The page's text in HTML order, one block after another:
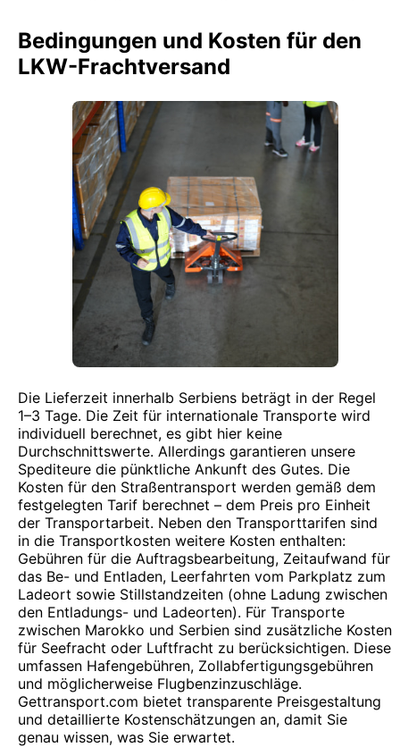
Bedingungen und Kosten für den
LKW-Frachtversand
Die Lieferzeit innerhalb Serbiens beträgt in der Regel
1–3 Tage. Die Zeit für internationale Transporte wird
individuell berechnet, es gibt hier keine
Durchschnittswerte. Allerdings garantieren unsere
Spediteure die pünktliche Ankunft des Gutes. Die
Kosten für den Straßentransport werden gemäß dem
festgelegten Tarif berechnet – dem Preis pro Einheit
der Transportarbeit. Neben den Transporttarifen sind
in die Transportkosten weitere Kosten enthalten:
Gebühren für die Auftragsbearbeitung, Zeitaufwand für
das Be- und Entladen, Leerfahrten vom Parkplatz zum
Ladeort sowie Stillstandzeiten (ohne Ladung zwischen
den Entladungs- und Ladeorten). Für Transporte
zwischen Marokko und Serbien sind zusätzliche Kosten
für Seefracht oder Luftfracht zu berücksichtigen. Diese
umfassen Hafengebühren, Zollabfertigungsgebühren
und möglicherweise Flugbenzinzuschläge.
Gettransport.com bietet transparente Preisgestaltung
und detaillierte Kostenschätzungen an, damit Sie
genau wissen, was Sie erwartet.